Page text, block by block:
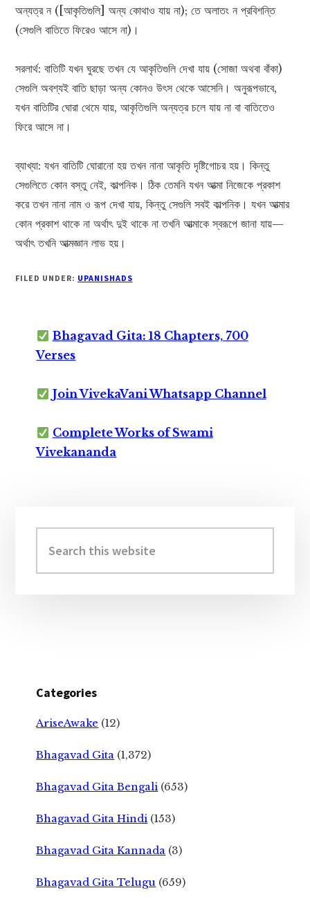
অন্যত্র ন ([আকৃতিগুলি] অন্য কোথাও যায় না); তে অলাতং ন প্রবিশন্তি
(সেগুলি বাতিতে ফিরেও আসে না)।
সরলার্থ: বাতিটি যখন ঘুরছে তখন যে আকৃতিগুলি দেখা যায় (সোজা অথবা বাঁকা)
সেগুলি অবশ্যই বাতি ছাড়া অন্য কোনও উৎস থেকে আসেনি। অনুরূপভাবে,
যখন বাতিটির ঘোরা থেমে যায়, আকৃতিগুলি অন্যত্র চলে যায় না বা বাতিতেও
ফিরে আসে না।
ব্যাখ্যা: যখন বাতিটি ঘোরানো হয় তখন নানা আকৃতি দৃষ্টিগোচর হয়। কিন্তু
সেগুলিতে কোন বস্তু নেই, কাল্পনিক। ঠিক তেমনি যখন আত্মা নিজেকে প্রকাশ
করে তখন নানা নাম ও রূপ দেখা যায়, কিন্তু সেগুলি সবই কাল্পনিক। যখন আত্মার
কোন প্রকাশ থাকে না অর্থাৎ দুই থাকে না তখনি আত্মাকে স্বরূপে জানা যায়—
অর্থাৎ তখনি আত্মজ্ঞান লাভ হয়।
FILED UNDER: UPANISHADS
Bhagavad Gita: 18 Chapters, 700
Verses
Join VivekaVani Whatsapp Channel
Complete Works of Swami
Vivekananda
Sidebar
this
website
Categories
AriseAwake (12)
Bhagavad Gita (1,372)
Bhagavad Gita Bengali (653)
Bhagavad Gita Hindi (153)
Bhagavad Gita Kannada (3)
Bhagavad Gita Telugu (659)